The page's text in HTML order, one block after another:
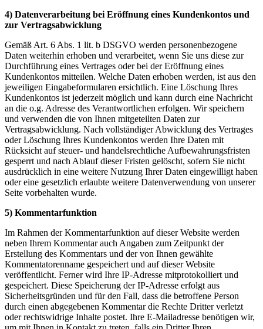
4) Datenverarbeitung bei Eröffnung eines Kundenkontos und
zur Vertragsabwicklung
Gemäß Art. 6 Abs. 1 lit. b DSGVO werden personenbezogene
Daten weiterhin erhoben und verarbeitet, wenn Sie uns diese zur
Durchführung eines Vertrages oder bei der Eröffnung eines
Kundenkontos mitteilen. Welche Daten erhoben werden, ist aus den
jeweiligen Eingabeformularen ersichtlich. Eine Löschung Ihres
Kundenkontos ist jederzeit möglich und kann durch eine Nachricht
an die o.g. Adresse des Verantwortlichen erfolgen. Wir speichern
und verwenden die von Ihnen mitgeteilten Daten zur
Vertragsabwicklung. Nach vollständiger Abwicklung des Vertrages
oder Löschung Ihres Kundenkontos werden Ihre Daten mit
Rücksicht auf steuer- und handelsrechtliche Aufbewahrungsfristen
gesperrt und nach Ablauf dieser Fristen gelöscht, sofern Sie nicht
ausdrücklich in eine weitere Nutzung Ihrer Daten eingewilligt haben
oder eine gesetzlich erlaubte weitere Datenverwendung von unserer
Seite vorbehalten wurde.
5) Kommentarfunktion
Im Rahmen der Kommentarfunktion auf dieser Website werden
neben Ihrem Kommentar auch Angaben zum Zeitpunkt der
Erstellung des Kommentars und der von Ihnen gewählte
Kommentatorenname gespeichert und auf dieser Website
veröffentlicht. Ferner wird Ihre IP-Adresse mitprotokolliert und
gespeichert. Diese Speicherung der IP-Adresse erfolgt aus
Sicherheitsgründen und für den Fall, dass die betroffene Person
durch einen abgegebenen Kommentar die Rechte Dritter verletzt
oder rechtswidrige Inhalte postet. Ihre E-Mailadresse benötigen wir,